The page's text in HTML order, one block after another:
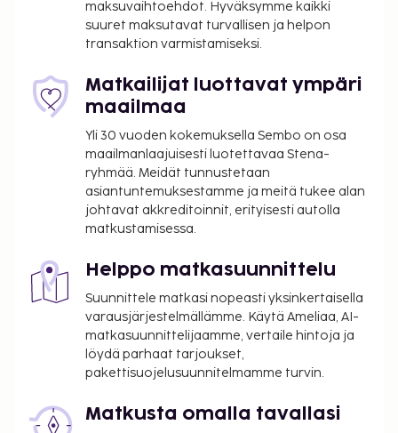
Kaupungin perimä vero: 1.1.–31.3. välisenä aikana
0.00 EUR per henkilö per yö, korkeintaan 7
vanhoilta lapsilta.
Kaupungin perimä vero: 1.4.–14.6. välisenä aikana
2.00 EUR per henkilö, per yö, korkeintaan 7
yöltä. Tätä veroa ei peritä alle 12 vuotta
vanhoilta lapsilta.
Kaupungin perimä vero: 15. kesäkuuta – 15.
lokakuuta välisenä aikana 2.50 EUR per henkilö
per yö korkeintaan 7 yöltä. Tätä veroa ei peritä
Kaupungin perimä vero: 16. lokakuuta – 31.
joulukuuta välisenä aikana 2.00 EUR per henkilö
per yö korkeintaan 7 yöltä. Tätä veroa ei peritä
alle 12 vuotta vanhoilta lapsilta.
Tässä on mainittu kaikki majoituspaikan meille
Myöhäinen uloskirjautuminen (riippuu
maksuvaihtoehdot. Hyväksymme kaikki
suuret maksutavat turvallisen ja helpon
transaktion varmistamiseksi.
Matkailijat luottavat ympäri
maailmaa
Yli 30 vuoden kokemuksella Sembo on osa
maailmanlaajuisesti luotettavaa Stena-
ryhmää. Meidät tunnustetaan
asiantuntemuksestamme ja meitä tukee alan
johtavat akkreditoinnit, erityisesti autolla
matkustamisessa.
Helppo matkasuunnittelu
Suunnittele matkasi nopeasti yksinkertaisella
varausjärjestelmällämme. Käytä Ameliaa, AI-
matkasuunnittelijaamme, vertaile hintoja ja
löydä parhaat tarjoukset,
pakettisuojelusuunnitelmamme turvin.
Matkusta omalla tavallasi